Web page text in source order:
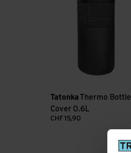
Tatonka Thermo Bottle
Cover 0.6L
CHF15,90